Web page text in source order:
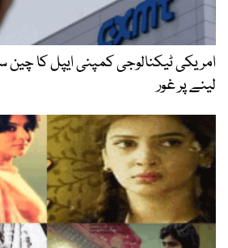
امریکی ٹیکنالوجی کمپنی ایپل کا
لینے پر غور